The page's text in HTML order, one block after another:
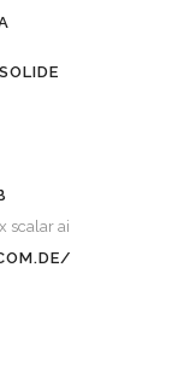
scalar ai